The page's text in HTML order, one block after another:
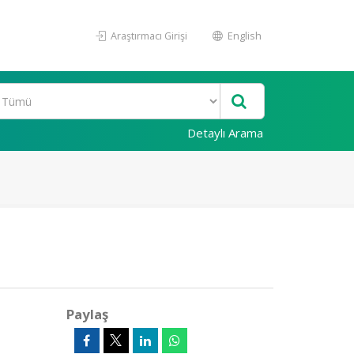
Araştırmacı Girişi English
Detaylı Arama
Paylaş